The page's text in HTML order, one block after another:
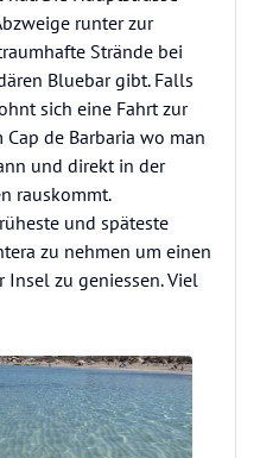
runter zur
Strände bei
Bluebar gibt. Falls
sich eine Fahrt zur
de Barbaria wo man
und direkt in der
rauskommt.
und späteste
zu nehmen um einen
Insel zu geniessen. Viel